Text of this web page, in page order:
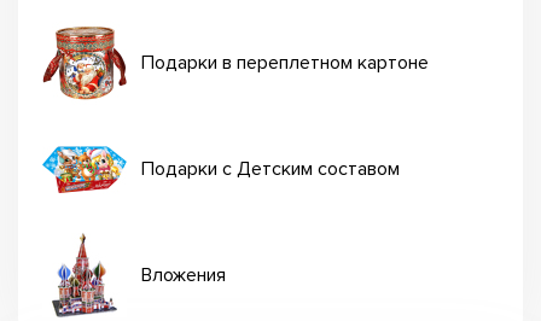
Подарки в переплетном картоне
Подарки с Детским составом
Вложения